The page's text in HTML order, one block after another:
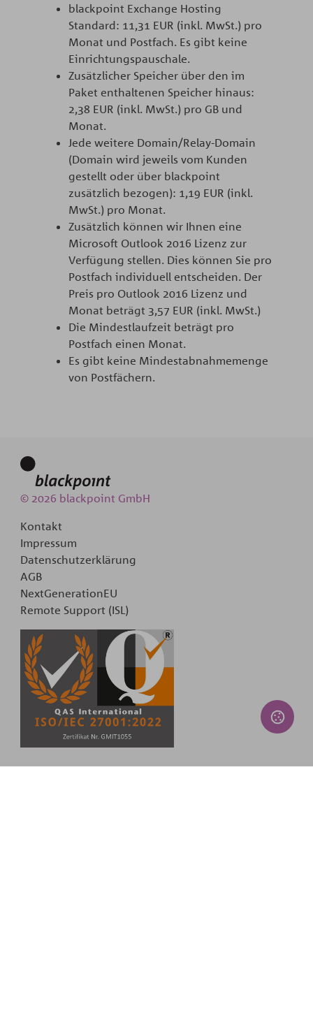
blackpoint Exchange Hosting
Standard: 11,31 EUR (inkl. MwSt.) pro
Monat und Postfach. Es gibt keine
Einrichtungspauschale.
Zusätzlicher Speicher über den im
Paket enthaltenen Speicher hinaus:
2,38 EUR (inkl. MwSt.) pro GB und
Monat.
Jede weitere Domain/Relay-Domain
(Domain wird jeweils vom Kunden
gestellt oder über blackpoint
zusätzlich bezogen): 1,19 EUR (inkl.
MwSt.) pro Monat.
Zusätzlich können wir Ihnen eine
Microsoft Outlook 2016 Lizenz zur
Verfügung stellen. Dies können Sie pro
Postfach individuell entscheiden. Der
Preis pro Outlook 2016 Lizenz und
Monat beträgt 3,57 EUR (inkl. MwSt.)
Die Mindestlaufzeit beträgt pro
Postfach einen Monat.
Es gibt keine Mindestabnahmemenge
von Postfächern.
© 2026 blackpoint GmbH
Kontakt
Impressum
Datenschutzerklärung
AGB
NextGenerationEU
Remote Support (ISL)